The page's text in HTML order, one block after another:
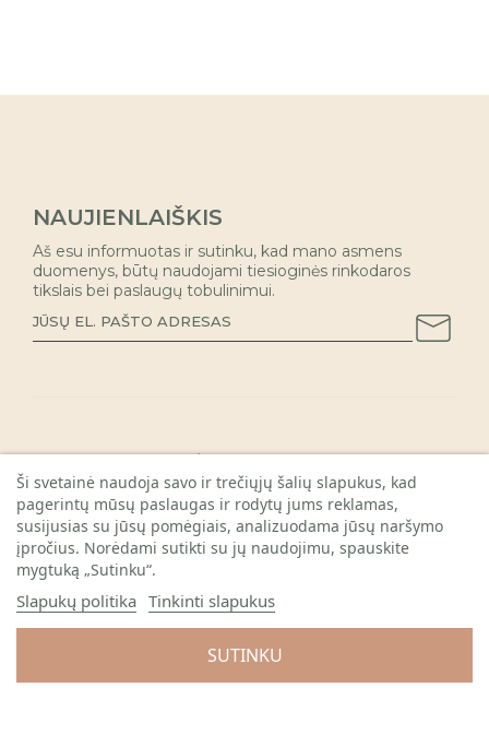
NAUJIENLAIŠKIS
Aš esu informuotas ir sutinku, kad mano asmens
duomenys, būtų naudojami tiesioginės rinkodaros
tikslais bei paslaugų tobulinimui.
KAUNO PARDUOTUVĖ
REKVIZITAI
Ši svetainė naudoja savo ir trečiųjų šalių slapukus, kad
pagerintų mūsų paslaugas ir rodytų jums reklamas,
susijusias su jūsų pomėgiais, analizuodama jūsų naršymo
įpročius. Norėdami sutikti su jų naudojimu, spauskite
mygtuką „Sutinku“.
Slapukų politika Tinkinti slapukus
SUTINKU